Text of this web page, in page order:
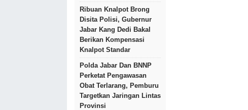
Ribuan Knalpot Brong
Disita Polisi, Gubernur
Jabar Kang Dedi Bakal
Berikan Kompensasi
Knalpot Standar
Polda Jabar Dan BNNP
Perketat Pengawasan
Obat Terlarang, Pemburu
Targetkan Jaringan Lintas
Provinsi